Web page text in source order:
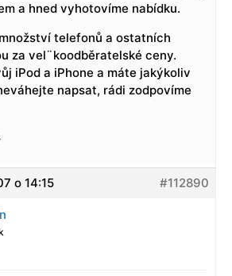
a hned vyhotovíme nabídku.
telefonů a ostatních
za vel¨koodběratelské ceny.
iPod a iPhone a máte jakýkoliv
napsat, rádi zodpovíme
o 14:15
#112890